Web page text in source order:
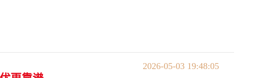
2026-05-03 19:48:05